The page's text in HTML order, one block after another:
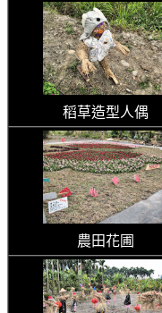
稻草造型人偶
農田花圃